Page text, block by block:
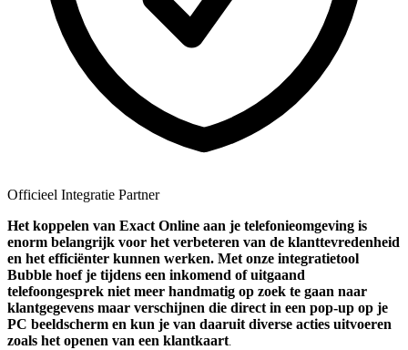
Officieel Integratie Partner
Het koppelen van Exact Online aan je telefonieomgeving is
enorm belangrijk voor het verbeteren van de klanttevredenheid
en het efficiënter kunnen werken. Met onze integratietool
Bubble hoef je tijdens een inkomend of uitgaand
telefoongesprek niet meer handmatig op zoek te gaan naar
klantgegevens maar verschijnen die direct in een pop-up op je
PC beeldscherm en kun je van daaruit diverse acties uitvoeren
zoals het openen van een klantkaart.